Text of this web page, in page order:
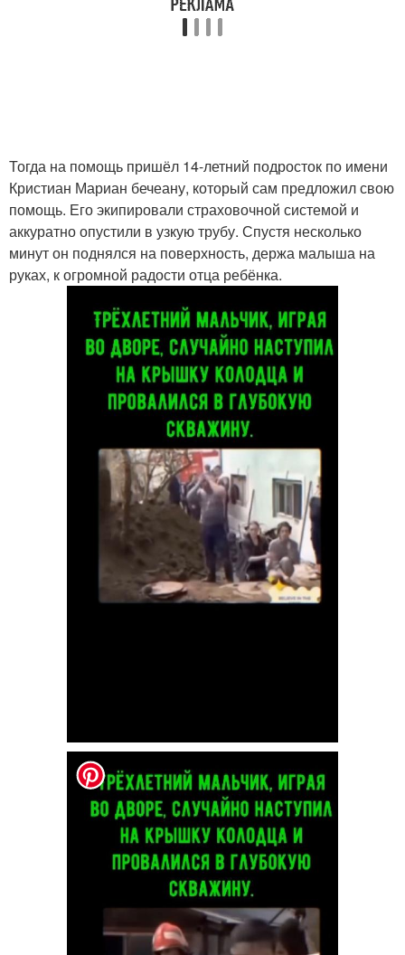
Тогда на помощь пришёл 14-летний подросток по имени
Кристиан Мариан бечеану, который сам предложил свою
помощь. Его экипировали страховочной системой и
аккуратно опустили в узкую трубу. Спустя несколько
минут он поднялся на поверхность, держа малыша на
руках, к огромной радости отца ребёнка.